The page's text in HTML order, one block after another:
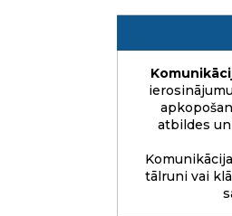
atbildes
tālruni vai